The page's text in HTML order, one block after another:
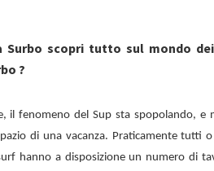
Surbo scopri tutto sul mondo
?
il fenomeno del Sup sta spopolando, e
di una vacanza. Praticamente tutti
hanno a disposizione un numero di